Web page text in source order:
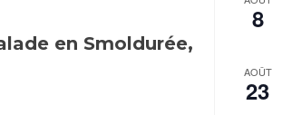
en Smoldurée,
8
AOÛT
23